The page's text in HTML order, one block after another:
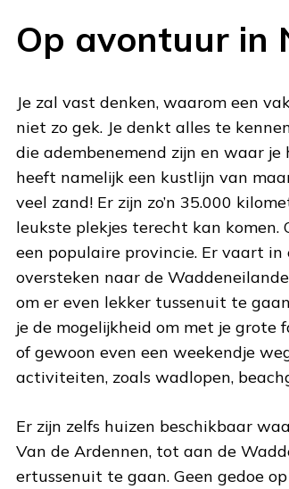
Op avontuur in
Je zal vast denken, waarom een
niet zo gek. Je denkt alles te
die adembenemend zijn en waar
heeft namelijk een kustlijn van
veel zand! Er zijn zo’n 35.000
leukste plekjes terecht kan komen.
een populaire provincie. Er vaart
oversteken naar de
om er even lekker tussenuit te
je de mogelijkheid om met je grote
of gewoon even een weekendje
activiteiten, zoals wadlopen,
Er zijn zelfs huizen beschikbaar
Van de Ardennen, tot aan de
ertussenuit te gaan. Geen gedoe